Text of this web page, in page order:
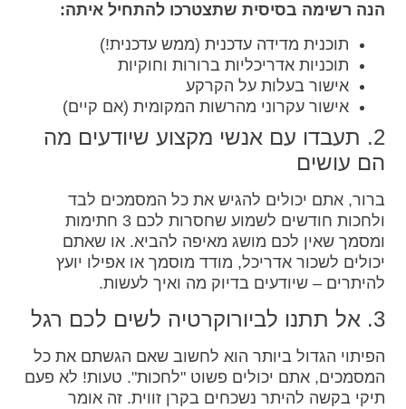
הנה רשימה בסיסית שתצטרכו להתחיל איתה:
תוכנית מדידה עדכנית (ממש עדכנית!)
תוכניות אדריכליות ברורות וחוקיות
אישור בעלות על הקרקע
אישור עקרוני מהרשות המקומית (אם קיים)
2. תעבדו עם אנשי מקצוע שיודעים מה
הם עושים
ברור, אתם יכולים להגיש את כל המסמכים לבד
ולחכות חודשים לשמוע שחסרות לכם 3 חתימות
ומסמך שאין לכם מושג מאיפה להביא. או שאתם
יכולים לשכור אדריכל, מודד מוסמך או אפילו יועץ
להיתרים – שיודעים בדיוק מה ואיך לעשות.
3. אל תתנו לביורוקרטיה לשים לכם רגל
הפיתוי הגדול ביותר הוא לחשוב שאם הגשתם את כל
המסמכים, אתם יכולים פשוט "לחכות". טעות! לא פעם
תיקי בקשה להיתר נשכחים בקרן זווית. זה אומר